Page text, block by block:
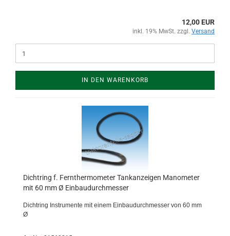
12,00 EUR
inkl. 19% MwSt. zzgl. Versand
IN DEN WARENKORB
Dichtring f. Fernthermometer Tankanzeigen Manometer
mit 60 mm Ø Einbaudurchmesser
Dichtring Instrumente mit einem Einbaudurchmesser von 60 mm
Ø